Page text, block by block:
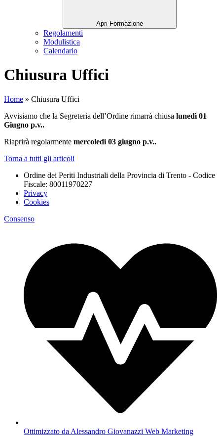
Apri Formazione
Regolamenti
Modulistica
Calendario
Chiusura Uffici
Home » Chiusura Uffici
Avvisiamo che la Segreteria dell’Ordine rimarrà chiusa lunedì 01
Giugno p.v..
Riaprirà regolarmente mercoledì 03 giugno p.v..
Torna a tutti gli articoli
Ordine dei Periti Industriali della Provincia di Trento - Codice
Fiscale: 80011970227
Privacy
Cookies
Consenso
Ottimizzato da Alessandro Giovanazzi Web Marketing